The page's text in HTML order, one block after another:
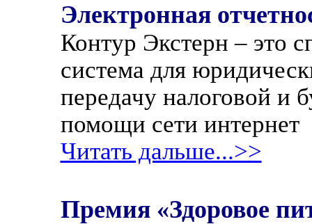
Электронная
Контур Экстерн – это
система для
передачу налоговой и
помощи сети интернет
Читать дальше...>>
Премия «Здоровое